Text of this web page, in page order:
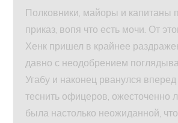
Полковники, майоры и капитаны
приказ, вопя что есть мочи. От
Хенк пришел в крайнее
давно с неодобрением
Угабу и наконец рванулся
теснить офицеров, ожесточенно
была настолько неожиданной,